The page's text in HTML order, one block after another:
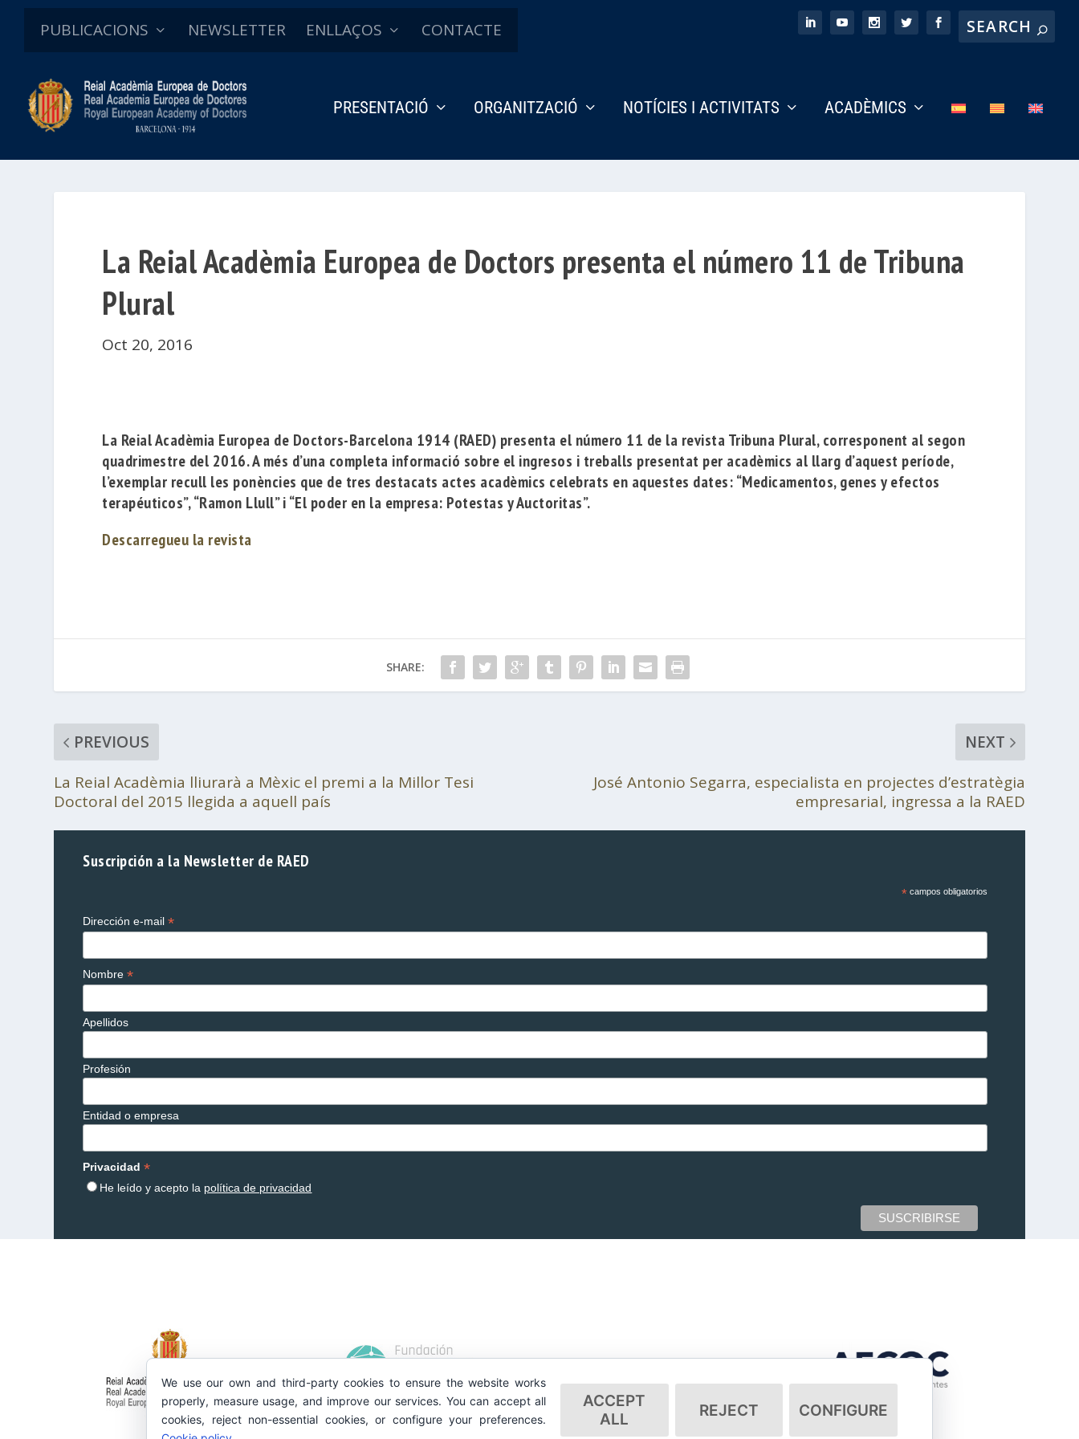
PUBLICACIONS NEWSLETTER ENLLAÇOS CONTACTE
PRESENTACIÓ ORGANITZACIÓ NOTÍCIES I ACTIVITATS ACADÈMICS
La Reial Acadèmia Europea de Doctors presenta el número 11 de Tribuna
Plural
Oct 20, 2016
La Reial Acadèmia Europea de Doctors-Barcelona 1914 (RAED) presenta el número 11 de la revistaTribuna Plural, corresponent al segon
quadrimestre del 2016. A més d’una completa informació sobre el ingresos i treballs presentat per acadèmics al llarg d’aquest període,
l’exemplar recull les ponències que de tres destacats actes acadèmics celebrats en aquestes dates:“Medicamentos, genes y efectos
terapéuticos”,“Ramon Llull”i“El poder en la empresa: Potestas y Auctoritas”.
Descarregueu la revista
SHARE:
PREVIOUS
La Reial Acadèmia lliurarà a Mèxic el premi a la Millor Tesi
Doctoral del 2015 llegida a aquell país
NEXT
José Antonio Segarra, especialista en projectes d’estratègia
empresarial, ingressa a la RAED
Suscripción a la Newsletter de RAED
*campos obligatorios
Dirección e-mail*
Nombre*
Apellidos
Profesión
Entidad o empresa
Privacidad*
He leído y acepto la política de privacidad
We use our own and third-party cookies to ensure the website works
properly, measure usage, and improve our services. You can accept all
cookies, reject non-essential cookies, or configure your preferences.
ACCEPT
ALL
REJECT CONFIGURE